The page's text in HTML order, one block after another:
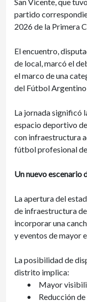
partido
2026 de la Primera
El encuentro,
de local, marcó el
el marco de una
del Fútbol Argentino
La jornada significó
espacio deportivo
con infraestructura
fútbol profesional
Un nuevo
La apertura del
de infraestructura
incorporar una
y eventos de mayor
La posibilidad de
distrito implica:
•
Mayor
•
Reducción